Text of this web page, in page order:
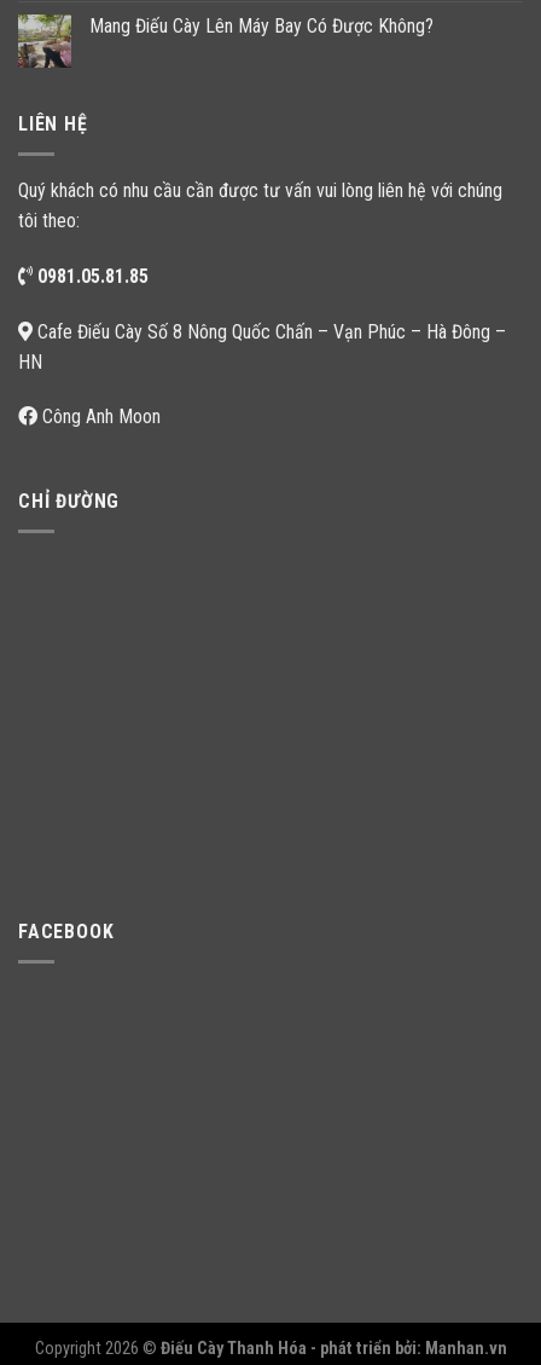
Mang Điếu Cày Lên Máy Bay Có Được Không?
LIÊN HỆ
Quý khách có nhu cầu cần được tư vấn vui lòng liên hệ với chúng
tôi theo:
0981.05.81.85
Cafe Điếu Cày Số 8 Nông Quốc Chấn – Vạn Phúc – Hà Đông –
HN
Công Anh Moon
CHỈ ĐƯỜNG
FACEBOOK
Copyright 2026 © Điếu Cày Thanh Hóa - phát triển bởi: Manhan.vn